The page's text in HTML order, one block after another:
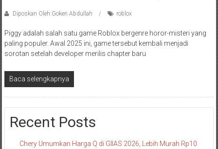
Diposkan Oleh:Goken Abdullah roblox
Piggy adalah salah satu game Roblox bergenre horor-misteri yang
paling populer. Awal 2025 ini, game tersebut kembali menjadi
sorotan setelah developer merilis chapter baru
Baca selengkapnya
Recent Posts
Chery Umumkan Harga Q di GIIAS 2026, Lebih Murah Rp10